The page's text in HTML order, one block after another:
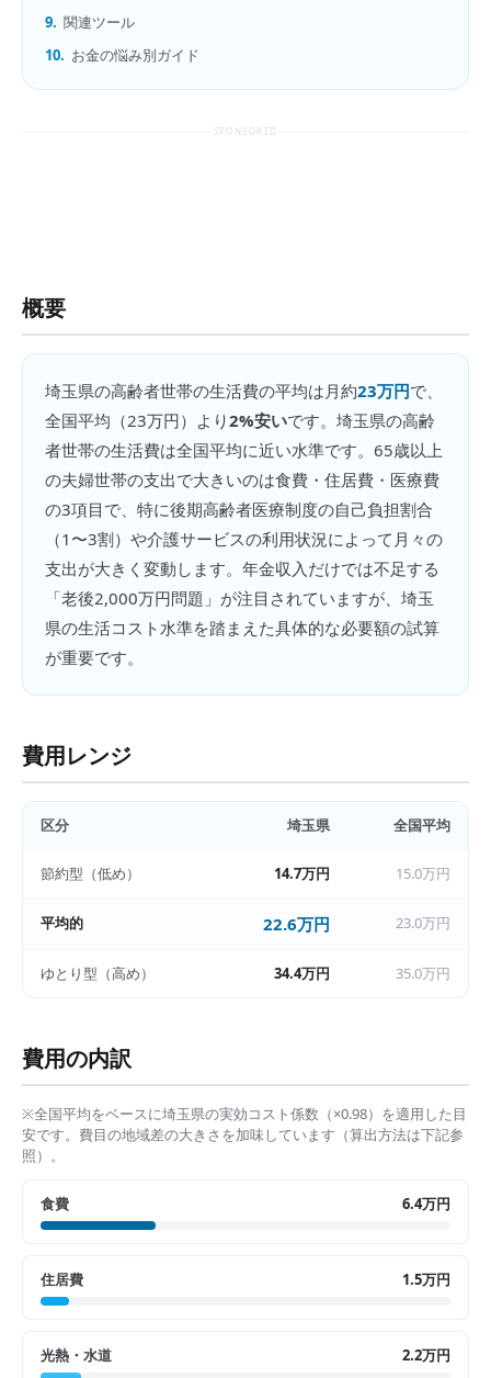
9. 関連ツール
10. お金の悩み別ガイド
SPONSORED
概要
埼玉県の高齢者世帯の生活費の平均は月約23万円で、
全国平均（23万円）より2%安いです。 埼玉県の高齢
者世帯の生活費は全国平均に近い水準です。65歳以上
の夫婦世帯の支出で大きいのは食費・住居費・医療費
の3項目で、特に後期高齢者医療制度の自己負担割合
（1〜3割）や介護サービスの利用状況によって月々の
支出が大きく変動します。年金収入だけでは不足する
「老後2,000万円問題」が注目されていますが、埼玉
県の生活コスト水準を踏まえた具体的な必要額の試算
が重要です。
費用レンジ
区分 埼玉県 全国平均
節約型（低め） 14.7万円 15.0万円
平均的 22.6万円 23.0万円
ゆとり型（高め） 34.4万円 35.0万円
費用の内訳
※全国平均をベースに埼玉県の実効コスト係数（×0.98）を適用した目
安です。費目の地域差の大きさを加味しています（算出方法は下記参
照）。
食費 6.4万円
住居費 1.5万円
光熱・水道 2.2万円